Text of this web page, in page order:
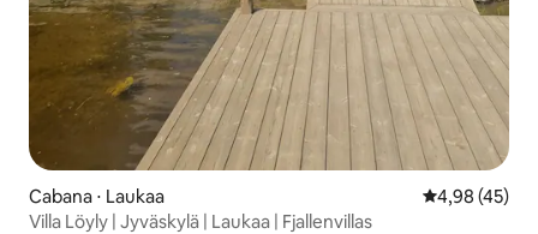
Cabana ⋅ Laukaa 4,98 de uma
4,98 (45)
Villa Löyly | Jyväskylä | Laukaa | Fjallenvillas